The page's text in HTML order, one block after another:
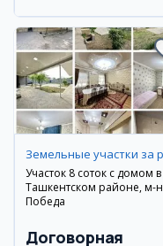
Участок 8 соток с домом в
Ташкентском районе, м-н
Победа
Договорная